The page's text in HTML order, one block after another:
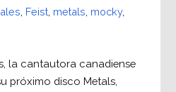
Feist, metals mocky,
la cantautora canadiense
próximo disco Metals,